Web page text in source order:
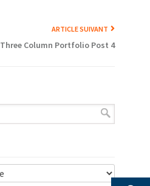
ARTICLE SUIVANT
Three Column Portfolio Post 4